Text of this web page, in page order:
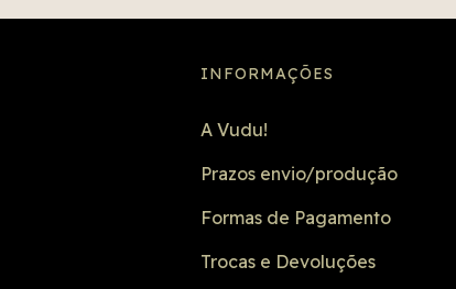
INFORMAÇÕES
A Vudu!
Prazos envio/produção
Formas de Pagamento
Trocas e Devoluções